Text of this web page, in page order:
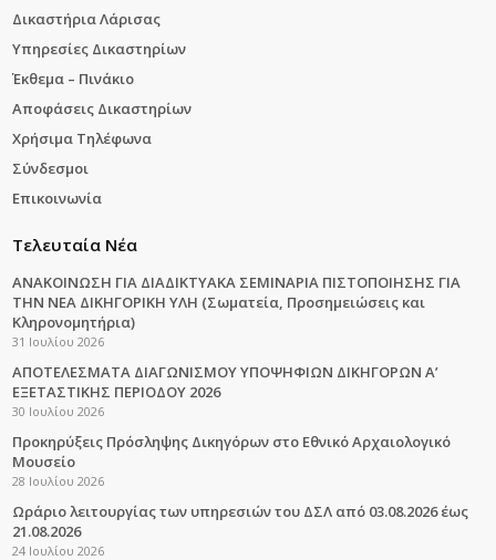
Δικαστήρια Λάρισας
Υπηρεσίες Δικαστηρίων
Έκθεμα – Πινάκιο
Αποφάσεις Δικαστηρίων
Χρήσιμα Τηλέφωνα
Σύνδεσμοι
Επικοινωνία
Τελευταία Νέα
ΑΝΑΚΟΙΝΩΣΗ ΓΙΑ ΔΙΑΔΙΚΤΥΑΚΑ ΣΕΜΙΝΑΡΙΑ ΠΙΣΤΟΠΟΙΗΣΗΣ ΓΙΑ
ΤΗΝ ΝΕΑ ΔΙΚΗΓΟΡΙΚΗ ΥΛΗ (Σωματεία, Προσημειώσεις και
Κληρονομητήρια)
31 Ιουλίου 2026
ΑΠΟΤΕΛΕΣΜΑΤΑ ΔΙΑΓΩΝΙΣΜΟΥ ΥΠΟΨΗΦΙΩΝ ΔΙΚΗΓΟΡΩΝ Α’
ΕΞΕΤΑΣΤΙΚΗΣ ΠΕΡΙΟΔΟΥ 2026
30 Ιουλίου 2026
Προκηρύξεις Πρόσληψης Δικηγόρων στο Εθνικό Αρχαιολογικό
Μουσείο
28 Ιουλίου 2026
Ωράριο λειτουργίας των υπηρεσιών του ΔΣΛ από 03.08.2026 έως
21.08.2026
24 Ιουλίου 2026